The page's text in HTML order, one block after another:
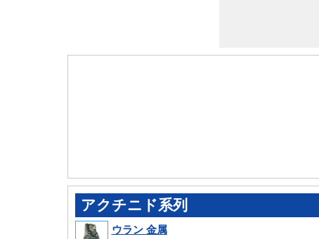
アクチニド系列
ウラン 金属